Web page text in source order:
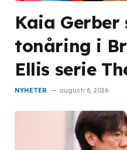
Kaia Gerber
tonåring i
Ellis serie
NYHETER augusti 6, 2026